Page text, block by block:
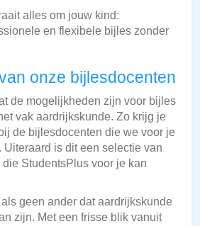
alles om jouw kind:
en flexibele bijles zonder
onze bijlesdocenten
de mogelijkheden zijn voor bijles
vak aardrijkskunde. Zo krijg je
de bijlesdocenten die we voor je
Uiteraard is dit een selectie van
StudentsPlus voor je kan
geen ander dat aardrijkskunde
zijn. Met een frisse blik vanuit